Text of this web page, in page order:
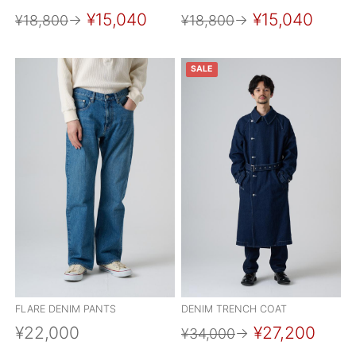
¥18,800→ ¥15,040 ¥18,800→ ¥15,040
FLARE DENIM PANTS
¥22,000
SALE
DENIM TRENCH COAT
¥34,000→ ¥27,200